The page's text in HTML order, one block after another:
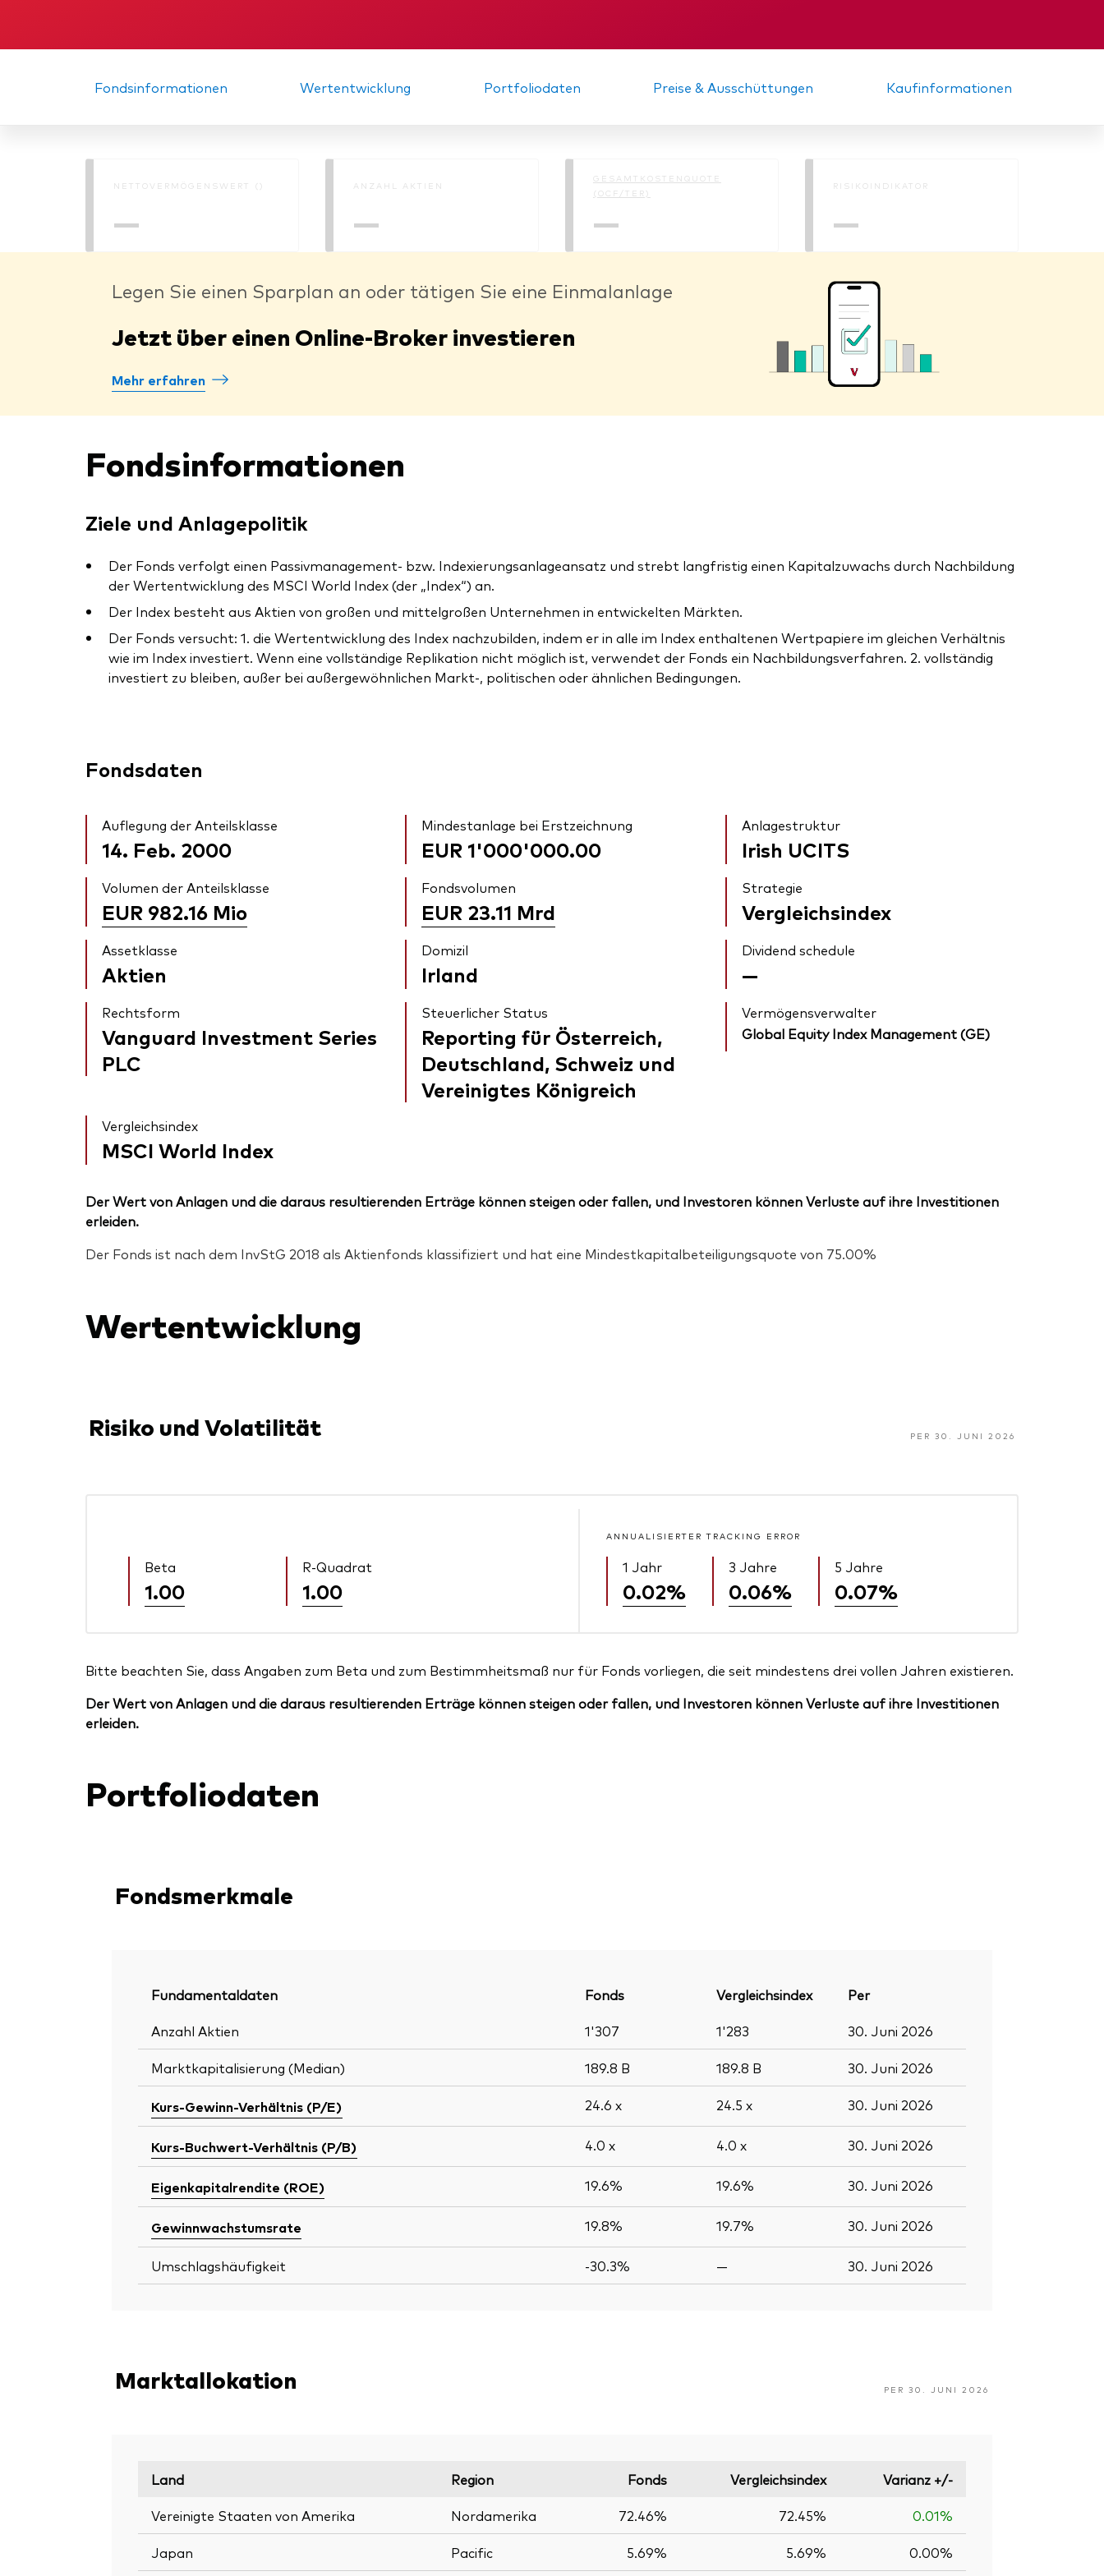
Fondsinformationen Wertentwicklung Portfoliodaten Preise & Ausschüttungen Kaufinformationen
NETTOVERMÖGENSWERT ()
—
ANZAHL AKTIEN
—
GESAMTKOSTENQUOTE
(OCF/TER)
—
RISIKOINDIKATOR
—
Legen Sie einen Sparplan an oder tätigen Sie eine Einmalanlage
Jetzt über einen Online-Broker investieren
Mehr erfahren
Fondsinformationen
Ziele und Anlagepolitik
Der Fonds verfolgt einen Passivmanagement- bzw. Indexierungsanlageansatz und strebt langfristig einen Kapitalzuwachs durch Nachbildung
der Wertentwicklung des MSCI World Index (der „Index“) an.
Der Index besteht aus Aktien von großen und mittelgroßen Unternehmen in entwickelten Märkten.
Der Fonds versucht: 1. die Wertentwicklung des Index nachzubilden, indem er in alle im Index enthaltenen Wertpapiere im gleichen Verhältnis
wie im Index investiert. Wenn eine vollständige Replikation nicht möglich ist, verwendet der Fonds ein Nachbildungsverfahren. 2. vollständig
investiert zu bleiben, außer bei außergewöhnlichen Markt-, politischen oder ähnlichen Bedingungen.
Fondsdaten
Auflegung der Anteilsklasse
14. Feb. 2000
Mindestanlage bei Erstzeichnung
EUR 1'000'000.00
Anlagestruktur
Irish UCITS
Volumen der Anteilsklasse
EUR 982.16 Mio
Fondsvolumen
EUR 23.11 Mrd
Strategie
Vergleichsindex
Assetklasse
Aktien
Domizil
Irland
Dividend schedule
—
Rechtsform
Vanguard Investment Series
PLC
Steuerlicher Status
Reporting für Österreich,
Deutschland, Schweiz und
Vereinigtes Königreich
Vermögensverwalter
Global Equity Index Management (GE)
Vergleichsindex
MSCI World Index
Der Wert von Anlagen und die daraus resultierenden Erträge können steigen oder fallen, und Investoren können Verluste auf ihre Investitionen
erleiden.
Der Fonds ist nach dem InvStG 2018 als Aktienfonds klassifiziert und hat eine Mindestkapitalbeteiligungsquote von 75.00%
Wertentwicklung
Risiko und Volatilität PER 30. JUNI 2026
Beta
1.00
R-Quadrat
1.00
ANNUALISIERTER TRACKING ERROR
1 Jahr
0.02%
3 Jahre
0.06%
5 Jahre
0.07%
Bitte beachten Sie, dass Angaben zum Beta und zum Bestimmheitsmaß nur für Fonds vorliegen, die seit mindestens drei vollen Jahren existieren.
Der Wert von Anlagen und die daraus resultierenden Erträge können steigen oder fallen, und Investoren können Verluste auf ihre Investitionen
erleiden.
Portfoliodaten
Fondsmerkmale
Fundamentaldaten Fonds Vergleichsindex
Per
Anzahl Aktien
1'307 1'283 30. Juni 2026
Marktkapitalisierung (Median) 189.8 B 189.8 B 30. Juni 2026
Kurs-Gewinn-Verhältnis (P/E) 24.6 x 24.5 x 30. Juni 2026
Kurs-Buchwert-Verhältnis (P/B) 4.0 x 4.0 x 30. Juni 2026
Eigenkapitalrendite (ROE) 19.6% 19.6% 30. Juni 2026
Gewinnwachstumsrate 19.8% 19.7% 30. Juni 2026
Umschlagshäufigkeit -30.3% — 30. Juni 2026
Marktallokation PER 30. JUNI 2026
Land Region Fonds Vergleichsindex
Varianz +/-
Vereinigte Staaten von Amerika
Nordamerika 72.46% 72.45% 0.01%
Japan Pacific 5.69% 5.69% 0.00%